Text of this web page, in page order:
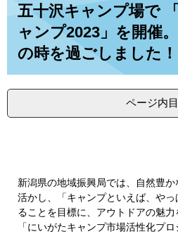
五十沢キャンプ場で
ャンプ2023」を開催
の時を過ごしました！
ページ内
新潟県の地域振興局では、自然豊
活かし、「キャンプといえば、や
ることを目標に、アウトドアの魅
「にいがたキャンプ市場活性化プ